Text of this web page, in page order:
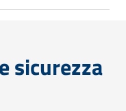
sicurezza